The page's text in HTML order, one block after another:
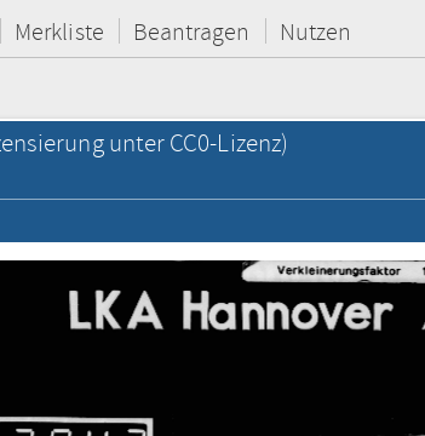
Merkliste Beantragen Nutzen
unter CC0-Lizenz)